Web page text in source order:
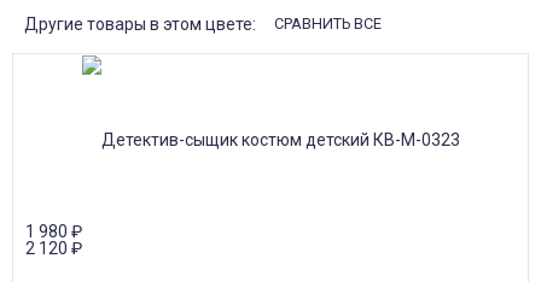
Другие товары в этом цвете: СРАВНИТЬ ВСЕ
1 980 ₽
2 120 ₽